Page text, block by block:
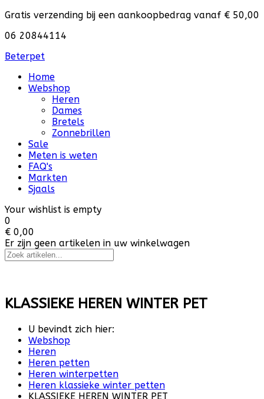
Gratis verzending bij een aankoopbedrag vanaf € 50,00
06 20844114
Beterpet
Home
Webshop
Heren
Dames
Bretels
Zonnebrillen
Sale
Meten is weten
FAQ's
Markten
Sjaals
Your wishlist is empty
0
€ 0,00
Er zijn geen artikelen in uw winkelwagen
KLASSIEKE HEREN WINTER PET
U bevindt zich hier:
Webshop
Heren
Heren petten
Heren winterpetten
Heren klassieke winter petten
KLASSIEKE HEREN WINTER PET